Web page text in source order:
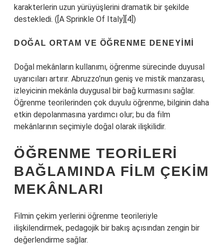
karakterlerin uzun yürüyüşlerini dramatik bir şekilde
destekledi. ([A Sprinkle Of Italy][4])
DOĞAL ORTAM VE ÖĞRENME DENEYIMI
Doğal mekânların kullanımı, öğrenme sürecinde duyusal
uyarıcıları artırır. Abruzzo’nun geniş ve mistik manzarası,
izleyicinin mekânla duygusal bir bağ kurmasını sağlar.
Öğrenme teorilerinden çok duyulu öğrenme, bilginin daha
etkin depolanmasına yardımcı olur; bu da film
mekânlarının seçimiyle doğal olarak ilişkilidir.
ÖĞRENME TEORILERI
BAĞLAMINDA FILM ÇEKIM
MEKÂNLARI
Filmin çekim yerlerini öğrenme teorileriyle
ilişkilendirmek, pedagojik bir bakış açısından zengin bir
değerlendirme sağlar.